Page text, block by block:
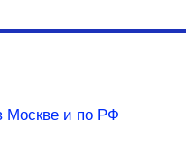
Москве и по РФ